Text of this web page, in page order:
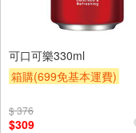
可口可樂330ml
箱購(699免基本運費)
滿額9折
$ 376
$309